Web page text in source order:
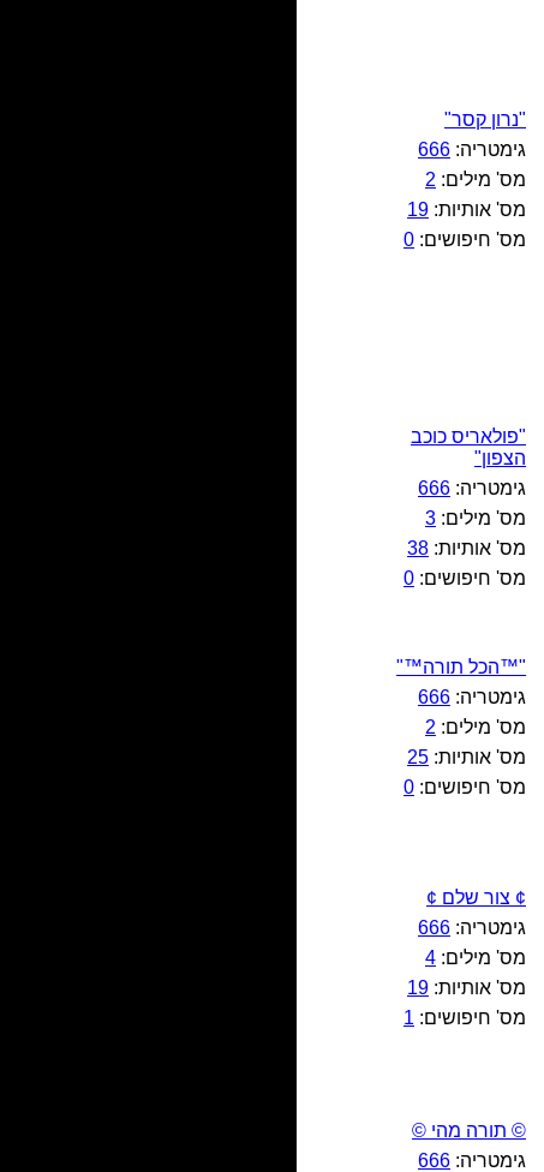
"נרון קסר"
גימטריה: 666
מס' מילים: 2
מס' אותיות: 19
מס' חיפושים: 0
"פולאריס כוכב
הצפון"
גימטריה: 666
מס' מילים: 3
מס' אותיות: 38
מס' חיפושים: 0
"™הכל תורה™"
גימטריה: 666
מס' מילים: 2
מס' אותיות: 25
מס' חיפושים: 0
¢ צור שלם ¢
גימטריה: 666
מס' מילים: 4
מס' אותיות: 19
מס' חיפושים: 1
© תורה מהי ©
גימטריה: 666